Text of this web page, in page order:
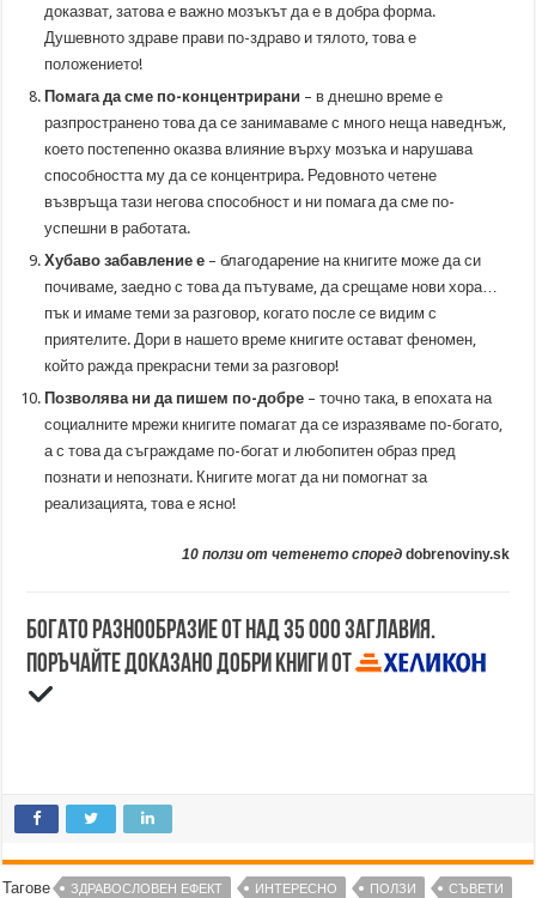
доказват, затова е важно мозъкът да е в добра форма.
Душевното здраве прави по-здраво и тялото, това е
положението!
Помага да сме по-концентрирани – в днешно време е
разпространено това да се занимаваме с много неща наведнъж,
което постепенно оказва влияние върху мозъка и нарушава
способността му да се концентрира. Редовното четене
възвръща тази негова способност и ни помага да сме по-
успешни в работата.
Хубаво забавление е – благодарение на книгите може да си
почиваме, заедно с това да пътуваме, да срещаме нови хора…
пък и имаме теми за разговор, когато после се видим с
приятелите. Дори в нашето време книгите остават феномен,
който ражда прекрасни теми за разговор!
Позволява ни да пишем по-добре – точно така, в епохата на
социалните мрежи книгите помагат да се изразяваме по-богато,
а с това да съграждаме по-богат и любопитен образ пред
познати и непознати. Книгите могат да ни помогнат за
реализацията, това е ясно!
10 ползи от четенето според dobrenoviny.sk
Богато разнообразие от над 35 000 заглавия.
Поръчайте доказано добри книги от
Тагове ЗДРАВОСЛОВЕН ЕФЕКТ ИНТЕРЕСНО ПОЛЗИ
СЪВЕТИ